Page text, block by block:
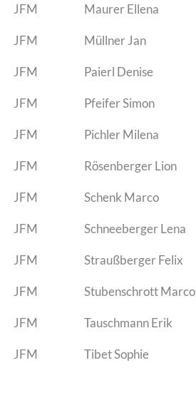
JFM Maurer Ellena
JFM Müllner Jan
JFM Paierl Denise
JFM Pfeifer Simon
JFM Pichler Milena
JFM Rösenberger Lion
JFM Schenk Marco
JFM Schneeberger Lena
JFM Straußberger Felix
JFM Stubenschrott Marco
JFM Tauschmann Erik
JFM Tibet Sophie